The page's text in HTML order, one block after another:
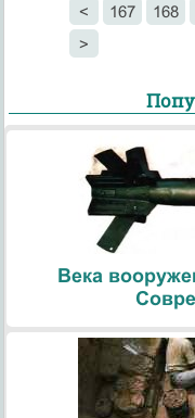
< 167 168
>
Века